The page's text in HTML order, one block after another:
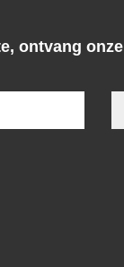
ontvang onze